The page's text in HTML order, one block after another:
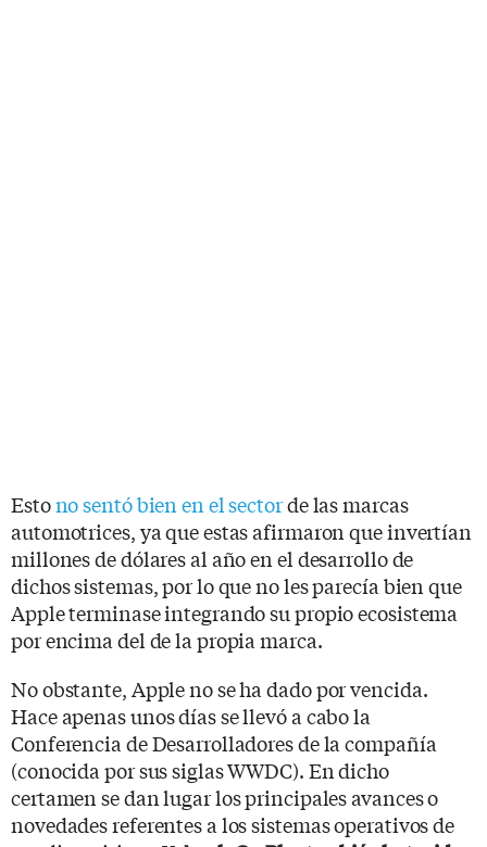
Estono sentó bien en el sectorde las marcas
automotrices, ya que estas afirmaron que invertían
millones de dólares al año en el desarrollo de
dichos sistemas, por lo que no les parecía bien que
Apple terminase integrando su propio ecosistema
por encima del de la propia marca.
No obstante, Apple no se ha dado por vencida.
Hace apenas unos días se llevó a cabo la
Conferencia de Desarrolladores de la compañía
(conocida por sus siglas WWDC). En dicho
certamen se dan lugar los principales avances o
novedades referentes a los sistemas operativos de